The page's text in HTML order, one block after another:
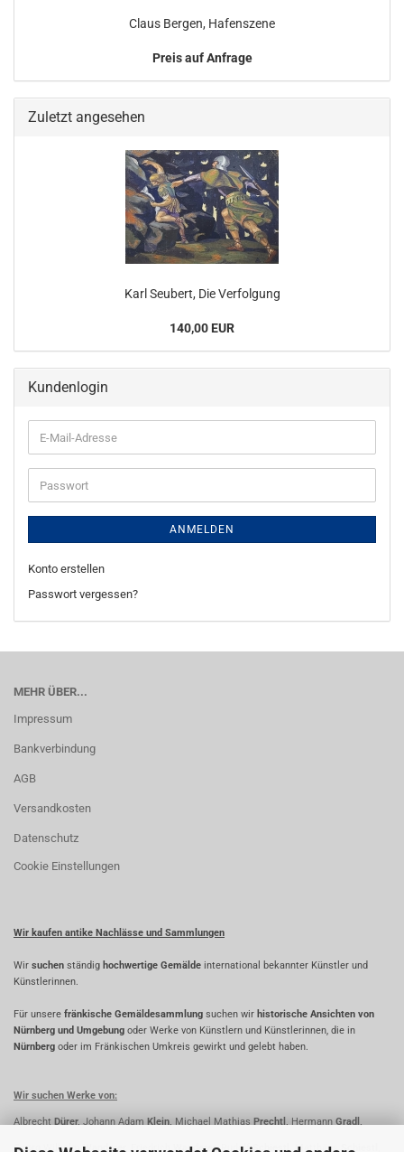
Claus Bergen, Hafenszene
Preis auf Anfrage
Zuletzt angesehen
Karl Seubert, Die Verfolgung
140,00 EUR
Kundenlogin
E-
Mail-
Adresse
Passwort
ANMELDEN
Konto erstellen
Passwort vergessen?
MEHR ÜBER...
Impressum
Bankverbindung
AGB
Versandkosten
Datenschutz
Cookie Einstellungen
Wir kaufen antike Nachlässe und Sammlungen
Wir suchen ständig hochwertige Gemälde international bekannter Künstler und
Künstlerinnen.
Für unsere fränkische Gemäldesammlung suchen wir historische Ansichten von
Nürnberg und Umgebung oder Werke von Künstlern und Künstlerinnen, die in
Nürnberg oder im Fränkischen Umkreis gewirkt und gelebt haben.
Wir suchen Werke von:
Albrecht Dürer, Johann Adam Klein, Michael Mathias Prechtl, Hermann Gradl,
Georg Wilhelm Wanderer, Friedrich Wanderer, Rudolf Schiestl,Matthäus Schiestl,